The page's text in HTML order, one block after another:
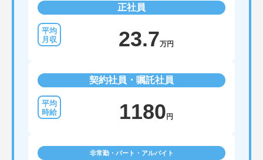
正社員
23.7万円
契約社員・嘱託社員
1180 円
非常勤・パート・アルバイト